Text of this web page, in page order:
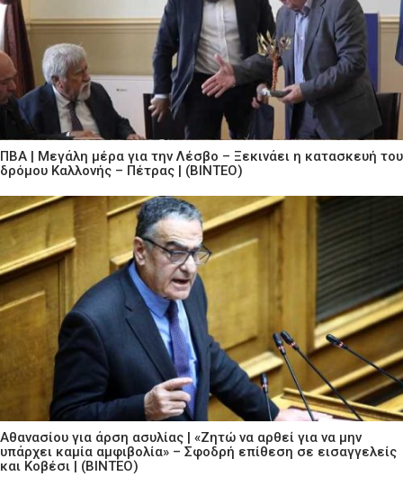
ΠΒΑ | Μεγάλη μέρα για την Λέσβο – Ξεκινάει η κατασκευή του
δρόμου Καλλονής – Πέτρας | (ΒΙΝΤΕΟ)
Αθανασίου για άρση ασυλίας | «Ζητώ να αρθεί για να μην
υπάρχει καμία αμφιβολία» – Σφοδρή επίθεση σε εισαγγελείς
και Κοβέσι | (ΒΙΝΤΕΟ)